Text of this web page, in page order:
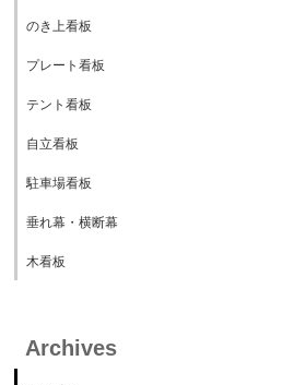
のき上看板
プレート看板
テント看板
自立看板
駐車場看板
垂れ幕・横断幕
木看板
Archives